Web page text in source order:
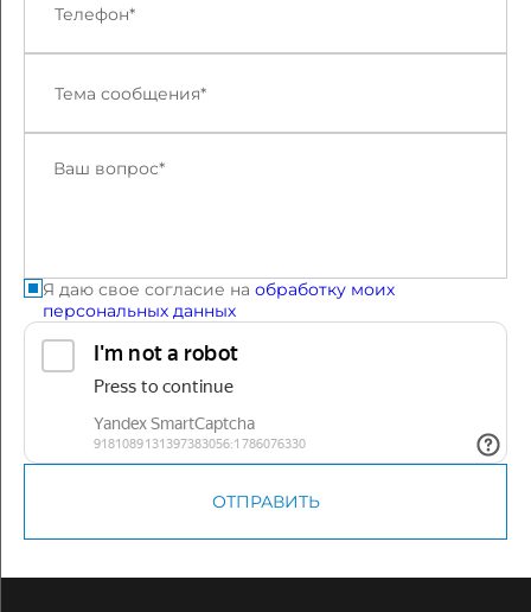
Я даю свое согласие на обработку моих
персональных данных
ОТПРАВИТЬ